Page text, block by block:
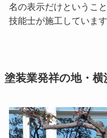
名の表示だけというこ
技能士が施工していま
塗装業発祥の地・横